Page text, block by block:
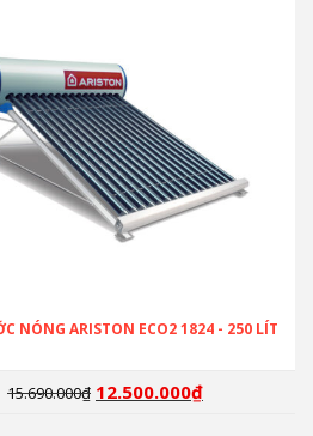
NÓNG ARISTON ECO2 1824 - 250 LÍT
15.690.000₫ 12.500.000₫